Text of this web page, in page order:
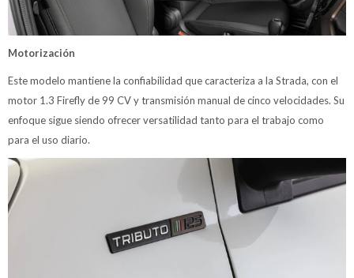
Motorización
Este modelo mantiene la confiabilidad que caracteriza a la Strada, con el
motor 1.3 Firefly de 99 CV y transmisión manual de cinco velocidades. Su
enfoque sigue siendo ofrecer versatilidad tanto para el trabajo como
para el uso diario.